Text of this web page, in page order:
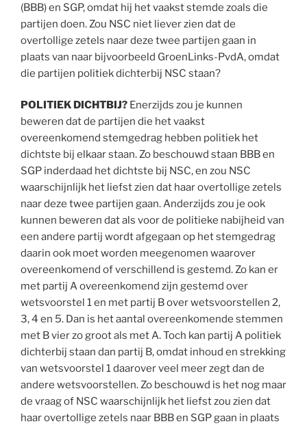
(BBB) en SGP, omdat hij het vaakst stemde zoals die
partijen doen. Zou NSC niet liever zien dat de
overtollige zetels naar deze twee partijen gaan in
plaats van naar bijvoorbeeld GroenLinks-PvdA, omdat
die partijen politiek dichterbij NSC staan?
POLITIEK DICHTBIJ? Enerzijds zou je kunnen
beweren dat de partijen die het vaakst
overeenkomend stemgedrag hebben politiek het
dichtste bij elkaar staan. Zo beschouwd staan BBB en
SGP inderdaad het dichtste bij NSC, en zou NSC
waarschijnlijk het liefst zien dat haar overtollige zetels
naar deze twee partijen gaan. Anderzijds zou je ook
kunnen beweren dat als voor de politieke nabijheid van
een andere partij wordt afgegaan op het stemgedrag
daarin ook moet worden meegenomen waarover
overeenkomend of verschillend is gestemd. Zo kan er
met partij A overeenkomend zijn gestemd over
wetsvoorstel 1 en met partij B over wetsvoorstellen 2,
3, 4 en 5. Dan is het aantal overeenkomende stemmen
met B vier zo groot als met A. Toch kan partij A politiek
dichterbij staan dan partij B, omdat inhoud en strekking
van wetsvoorstel 1 daarover veel meer zegt dan de
andere wetsvoorstellen. Zo beschouwd is het nog maar
de vraag of NSC waarschijnlijk het liefst zou zien dat
haar overtollige zetels naar BBB en SGP gaan in plaats